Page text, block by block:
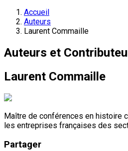
Accueil
Auteurs
Laurent Commaille
Auteurs et
Laurent Commaille
Maître de conférences en histoire
les entreprises françaises des
Partager